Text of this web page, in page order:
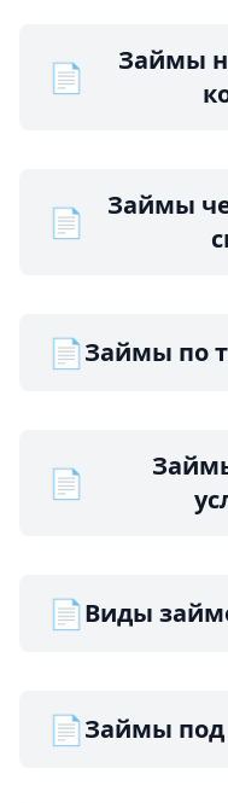
📄
Займы
📄
Займы
📄Займы по
📄
📄Виды
📄Займы под